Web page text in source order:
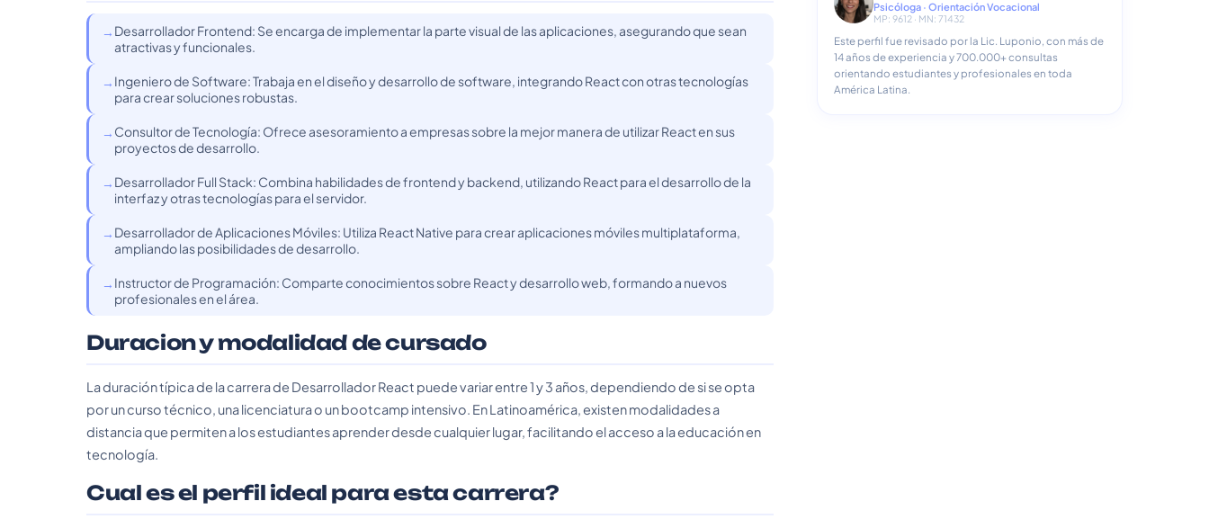
Desarrollador Frontend: Se encarga de implementar la parte visual de las aplicaciones, asegurando que sean
atractivas y funcionales.
Ingeniero de Software: Trabaja en el diseño y desarrollo de software, integrando React con otras tecnologías
para crear soluciones robustas.
Consultor de Tecnología: Ofrece asesoramiento a empresas sobre la mejor manera de utilizar React en sus
proyectos de desarrollo.
Desarrollador Full Stack: Combina habilidades de frontend y backend, utilizando React para el desarrollo de la
interfaz y otras tecnologías para el servidor.
Desarrollador de Aplicaciones Móviles: Utiliza React Native para crear aplicaciones móviles multiplataforma,
ampliando las posibilidades de desarrollo.
Instructor de Programación: Comparte conocimientos sobre React y desarrollo web, formando a nuevos
profesionales en el área.
Duracion y modalidad de cursado
La duración típica de la carrera de Desarrollador React puede variar entre 1 y 3 años, dependiendo de si se opta
por un curso técnico, una licenciatura o un bootcamp intensivo. En Latinoamérica, existen modalidades a
distancia que permiten a los estudiantes aprender desde cualquier lugar, facilitando el acceso a la educación en
tecnología.
Cual es el perfil ideal para esta carrera?
Psicóloga · Orientación Vocacional
MP: 9612 · MN: 71432
Este perfil fue revisado por la Lic. Luponio, con más de
14 años de experiencia y 700.000+ consultas
orientando estudiantes y profesionales en toda
América Latina.